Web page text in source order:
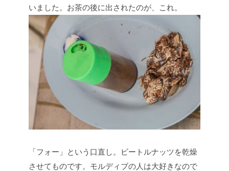
いました。お茶の後に出されたのが、これ。
「フォー」という口直し。ビートルナッツを乾燥
させてものです。モルディブの人は大好きなので